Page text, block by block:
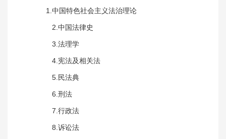
1.中国特色社会主义法治理论
2.中国法律史
3.法理学
4.宪法及相关法
5.民法典
6.刑法
7.行政法
8.诉讼法